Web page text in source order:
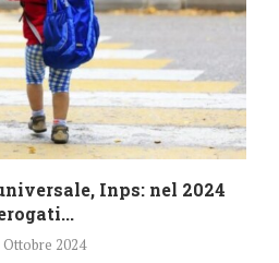
Inps: nel 2024
Ottobre 2024